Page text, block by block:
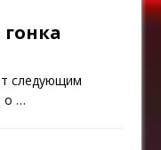
следующим
о…